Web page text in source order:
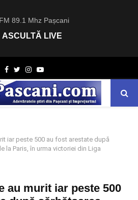
89.1 Mhz Pașcani
ASCULTĂ LIVE
Facebook
TwitterInstagram
Youtube
iar peste 500 au fost arestate după
la Paris, în urma victoriei din Liga
au murit iar peste 500